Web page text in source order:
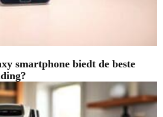
smartphone biedt de beste